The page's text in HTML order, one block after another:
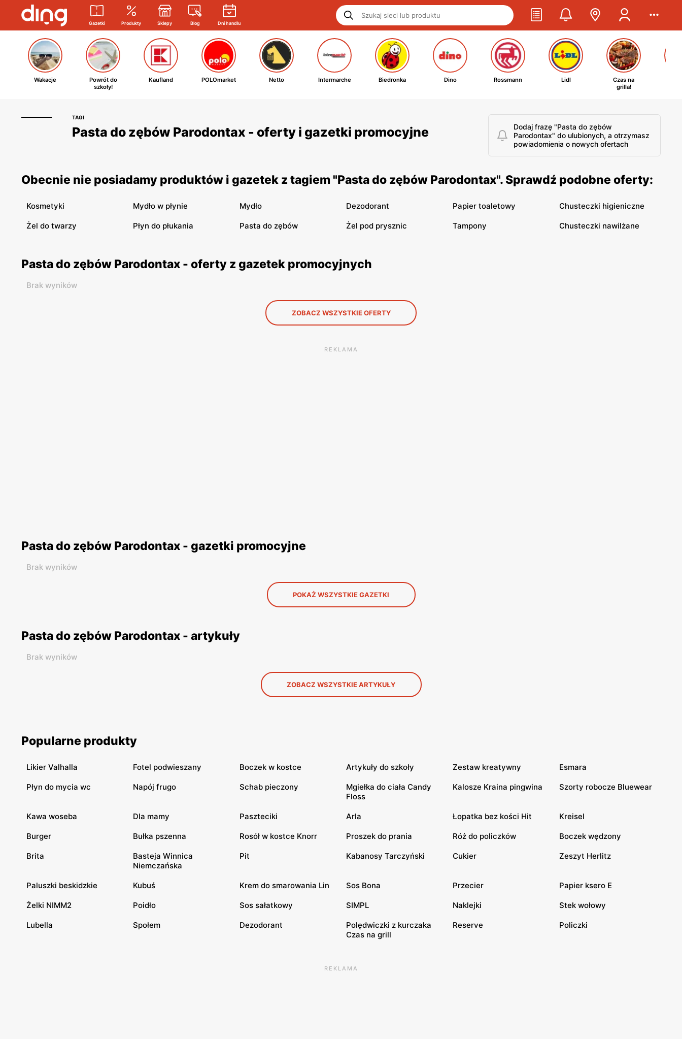
Gazetki Produkty Sklepy Blog Dni handlu
Wakacje
Powrót do
szkoły!
Kaufland POLOmarket Netto Intermarche Biedronka Dino Rossmann Lidl
Czas na
grilla!
TAGI
Pasta do zębów Parodontax - oferty i gazetki promocyjne
Dodaj frazę "Pasta do zębów
Parodontax" do ulubionych, a otrzymasz
powiadomienia o nowych ofertach
Obecnie nie posiadamy produktów i gazetek z tagiem "Pasta do zębów Parodontax". Sprawdź podobne oferty:
Kosmetyki Mydło w płynie Mydło Dezodorant Papier toaletowy Chusteczki higieniczne
Żel do twarzy Płyn do płukania Pasta do zębów Żel pod prysznic Tampony Chusteczki nawilżane
Pasta do zębów Parodontax - oferty z gazetek promocyjnych
Brak wyników
ZOBACZ WSZYSTKIE OFERTY
REKLAMA
Pasta do zębów Parodontax - gazetki promocyjne
Brak wyników
POKAŻ WSZYSTKIE GAZETKI
Pasta do zębów Parodontax - artykuły
Brak wyników
ZOBACZ WSZYSTKIE ARTYKUŁY
Popularne produkty
Likier Valhalla Fotel podwieszany Boczek w kostce Artykuły do szkoły Zestaw kreatywny Esmara
Płyn do mycia wc Napój frugo Schab pieczony
Mgiełka do ciała Candy
Floss
Kalosze Kraina pingwina Szorty robocze Bluewear
Kawa woseba Dla mamy Paszteciki Arla Łopatka bez kości Hit Kreisel
Burger Bułka pszenna Rosół w kostce Knorr Proszek do prania Róż do policzków Boczek wędzony
Brita
Basteja Winnica
Niemczańska
Pit Kabanosy Tarczyński Cukier Zeszyt Herlitz
Paluszki beskidzkie Kubuś Krem do smarowania Lin Sos Bona Przecier Papier ksero E
Żelki NIMM2 Poidło Sos sałatkowy SIMPL Naklejki Stek wołowy
Lubella Społem Dezodorant
Polędwiczki z kurczaka
Czas na grill
Reserve Policzki
REKLAMA